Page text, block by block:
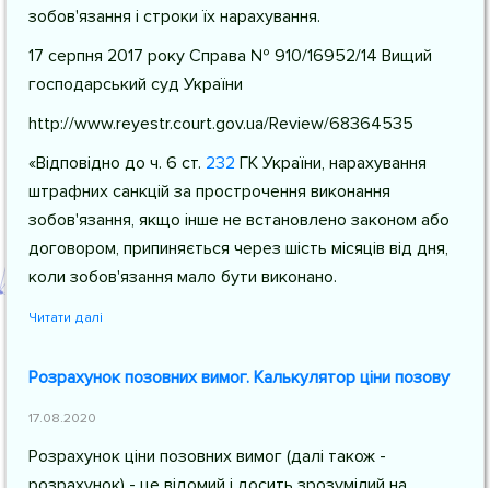
зобов'язання і строки їх нарахування.
17 серпня 2017 року Справа № 910/16952/14 Вищий
господарський суд України
http://www.reyestr.court.gov.ua/Review/68364535
«Відповідно до ч. 6 ст. 232 ГК України, нарахування
штрафних санкцій за прострочення виконання
зобов'язання, якщо інше не встановлено законом або
договором, припиняється через шість місяців від дня,
коли зобов'язання мало бути виконано.
Читати далі
Розрахунок позовних вимог. Калькулятор ціни позову
17.08.2020
Розрахунок ціни позовних вимог (далі також -